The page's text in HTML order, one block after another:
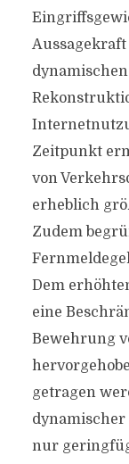
Zeitpunkt
von
erheblich
Zudem
Dem
eine
Bewehrung
getragen
dynamischer
nur